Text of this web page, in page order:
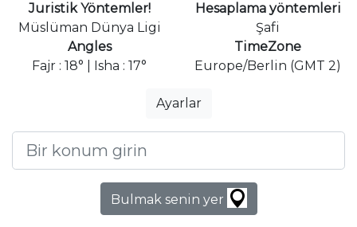
Juristik Yöntemler!
Müslüman Dünya Ligi
Hesaplama yöntemleri
Şafi
Angles
Fajr : 18° | Isha : 17°
TimeZone
Europe/Berlin (GMT 2)
Ayarlar
Bulmak senin yer